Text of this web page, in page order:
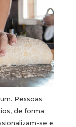
Pessoas
de forma
se e